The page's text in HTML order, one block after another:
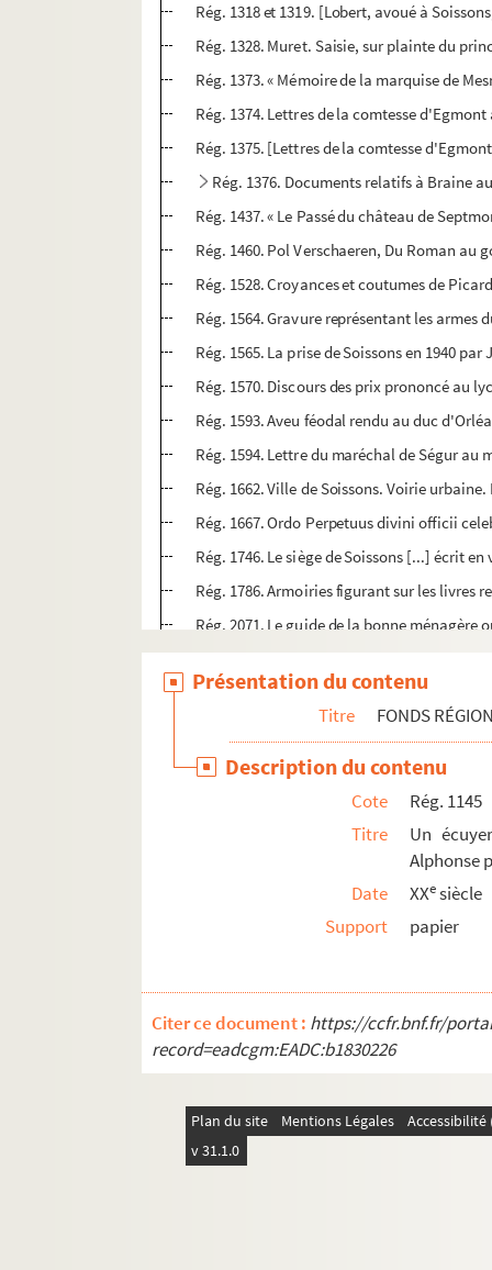
Rég. 1318 et 1319. [Lobert, avoué à
Rég. 1328. Muret. Saisie, sur plainte du
Rég. 1373. « Mémoire de la marquise de
Rég. 1374. Lettres de la comtesse
Rég. 1375. [Lettres de la comtesse
Rég. 1376. Documents relatifs à Braine
Rég. 1437. « Le Passé du château de
Rég. 1460. Pol Verschaeren, Du Roman
Rég. 1528. Croyances et coutumes de
Rég. 1564. Gravure représentant les armes
Rég. 1565. La prise de Soissons en 1940
Rég. 1570. Discours des prix prononcé au
Rég. 1593. Aveu féodal rendu au duc
Rég. 1594. Lettre du maréchal de Ségur
Rég. 1662. Ville de Soissons. Voirie
Rég. 1667. Ordo Perpetuus divini officii
Rég. 1746. Le siège de Soissons [...] écrit
Rég. 1786. Armoiries figurant sur les livres
Rég. 2071. Le guide de la bonne
Rég. 2139. Le passé du château de
Rég. 2774. Notes de travail pour une thèse
Rég. 3224. Livres de remèdes pour
Rég. 3225. Inventaire de la fabrique
Rég. 3226. Guerre de 1914-1915 : Journal
Présentation du contenu
Titre FONDS
Description du contenu
Cote
Rég. 1145
Titre
Un
Alphonse
Date
XXesiècle
Support
papier
Citer ce document : https://ccfr.bnf.fr/
record=eadcgm:EADC:b1830226
Plan du site Mentions Légales
v 31.1.0